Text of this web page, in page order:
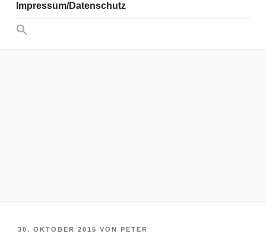
Impressum/Datenschutz
Search
for:
VERÖFFENTLICHT
30. OKTOBER 2015 VON PETER